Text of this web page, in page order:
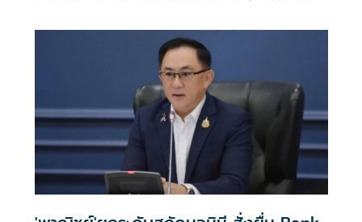
เริ่มมีผลตั้งแต่ 1 ส.ค. 2569 ย้ำไม่กระทบการลงทุนที่ถูกต้องตาม
กฎหมาย แต่เพิ่มความโปร่งใสและสร้างความเป็นธรรมในการ